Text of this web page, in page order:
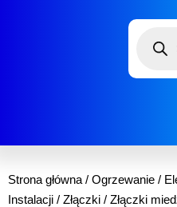
Strona główna / Ogrzewanie /
Instalacji / Złączki / Złączki